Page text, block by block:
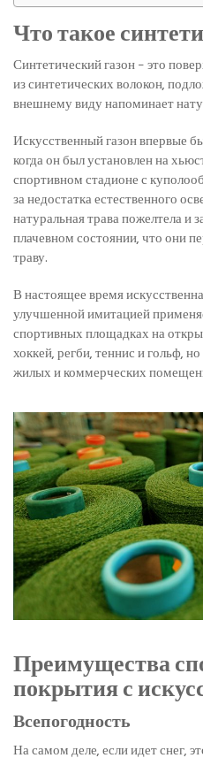
Что такое
Синтетический газон – это
из синтетических волокон,
внешнему виду напоминает
Искусственный газон впервые
когда он был установлен на
спортивном стадионе с
за недостатка естественного
натуральная трава пожелтела и
плачевном состоянии, что они
траву.
В настоящее время
улучшенной имитацией
спортивных площадках на
хоккей, регби, теннис и гольф,
жилых и коммерческих
Преимущества
покрытия с
Всепогодность
На самом деле, если идет снег,